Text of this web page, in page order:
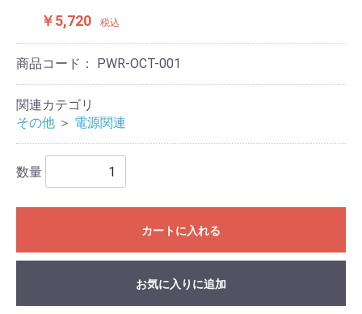
￥5,720 税込
商品コード： PWR-OCT-001
関連カテゴリ
その他 ＞ 電源関連
数量
カートに入れる
お気に入りに追加